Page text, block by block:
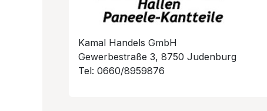
Kamal Handels GmbH
Gewerbestraße 3, 8750 Judenburg
Tel: 0660/8959876